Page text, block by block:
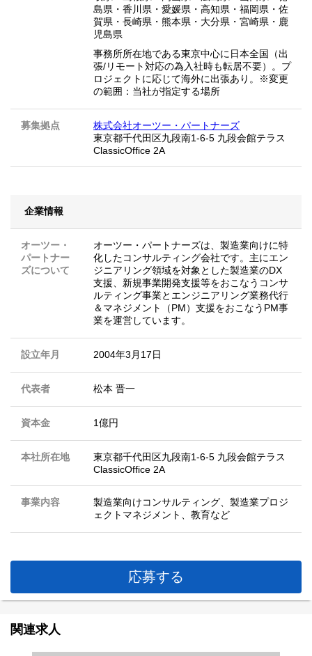
島県 ・ 香川県 ・ 愛媛県 ・ 高知県 ・ 福岡県 ・ 佐
賀県 ・ 長崎県 ・ 熊本県 ・ 大分県 ・ 宮崎県 ・ 鹿
児島県
事務所所在地である東京中心に日本全国（出
張/リモート対応の為入社時も転居不要）。プ
ロジェクトに応じて海外に出張あり。※変更
の範囲：当社が指定する場所
募集拠点
株式会社オーツー・パートナーズ
東京都千代田区九段南1-6-5 九段会館テラス
ClassicOffice 2A
企業情報
オーツー・
パートナー
ズについて
オーツー・パートナーズは、製造業向けに特
化したコンサルティング会社です。主にエン
ジニアリング領域を対象とした製造業のDX
支援、新規事業開発支援等をおこなうコンサ
ルティング事業とエンジニアリング業務代行
＆マネジメント（PM）支援をおこなうPM事
業を運営しています。
設立年月 2004年3月17日
代表者 松本 晋一
資本金 1億円
本社所在地
東京都千代田区九段南1-6-5 九段会館テラス
ClassicOffice 2A
事業内容
製造業向けコンサルティング、製造業プロジ
ェクトマネジメント、教育など
応募する
関連求人